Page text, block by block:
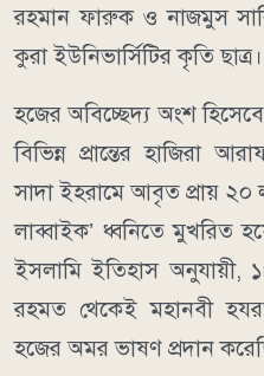
রহমান ফারুক ও নাজমুস
কুরা ইউনিভার্সিটির কৃতি ছাত্র।
হজের অবিচ্ছেদ্য অংশ
বিভিন্ন প্রান্তের হাজিরা
সাদা ইহরামে আবৃত প্রায় ২০
লাব্বাইক’ ধ্বনিতে মুখরিত
ইসলামি ইতিহাস
রহমত থেকেই মহানবী
হজের অমর ভাষণ প্রদান